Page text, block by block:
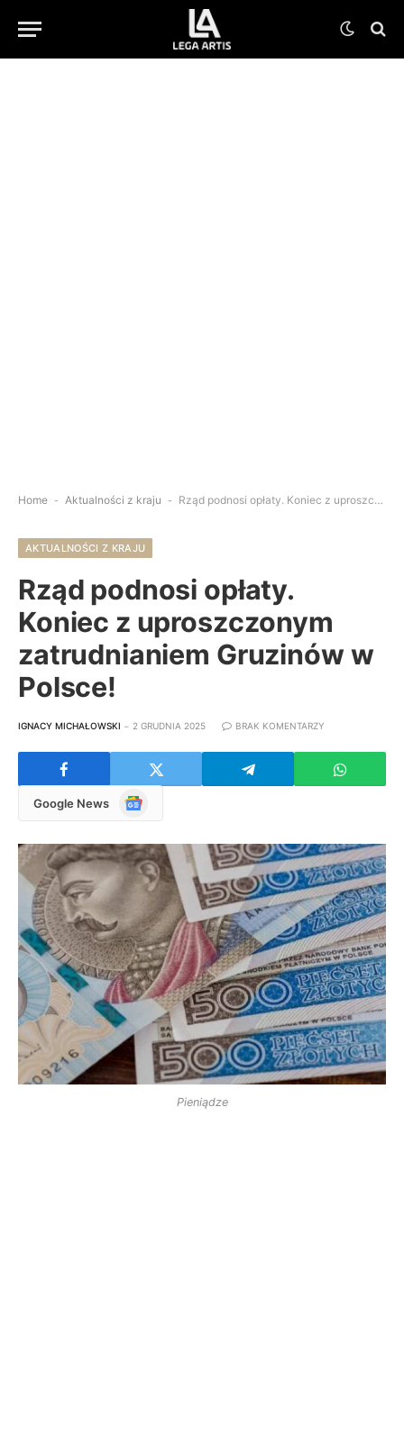
Home - Aktualności z kraju - Rząd podnosi opłaty. Koniec z uproszczonym zatrudnianiem Gruzinów w Polsce!
AKTUALNOŚCI Z KRAJU
Rząd podnosi opłaty.
Koniec z uproszczonym
zatrudnianiem Gruzinów w
Polsce!
IGNACY MICHAŁOWSKI 2 GRUDNIA 2025 BRAK KOMENTARZY
Google News
Google
Pieniądze